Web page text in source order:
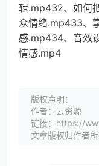
辑.mp432、如何
众情绪.mp433、
感.mp434、音效
情感.mp4
版权声明：
作者：云资源
链接：https://
文章版权归作者